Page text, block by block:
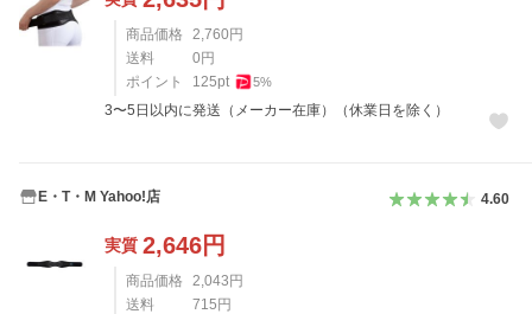
商品価格 2,760 円
送料
0 円
ポイント
125pt 5%
3〜5日以内に発送（メーカー在庫）（休業日を除く）
E・T・M Yahoo!店 4.60
実質 2,646円
商品価格 2,043 円
送料
715 円